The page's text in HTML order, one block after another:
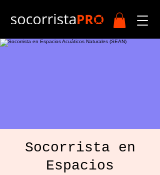
Socorrista en
Espacios